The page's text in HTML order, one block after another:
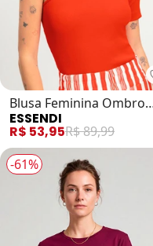
Blusa Feminina Ombro
Único (Vermelho)
ESSENDI
R$ 53,95R$ 89,99
-61%